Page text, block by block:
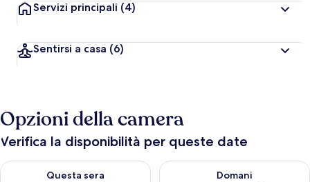
Servizi principali (4)
Sentirsi a casa (6)
Opzioni della camera
Verifica la disponibilità per queste date
Questa sera
Verifica la disponibilità per questa sera, ago 8 - ago 9
Domani
Verifica la disponibilità per